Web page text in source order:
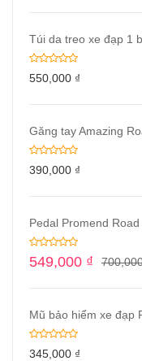
Túi da treo xe đạp 1
550,000 ₫
Găng tay Amazing
390,000 ₫
Pedal Promend
549,000 ₫
Mũ bảo hiểm xe đạp
345,000 ₫